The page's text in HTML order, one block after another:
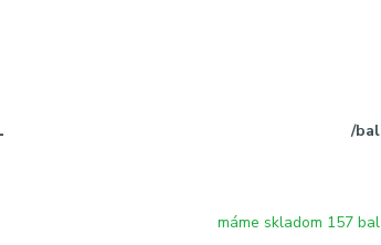
/bal
máme skladom 157 bal